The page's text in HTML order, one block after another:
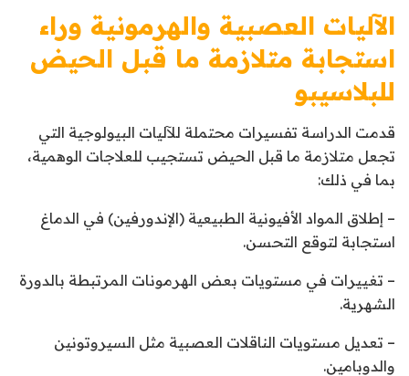
الآليات العصبية والهرمونية وراء
استجابة متلازمة ما قبل الحيض
للبلاسيبو
قدمت الدراسة تفسيرات محتملة للآليات البيولوجية التي
تجعل متلازمة ما قبل الحيض تستجيب للعلاجات الوهمية،
بما في ذلك:
– إطلاق المواد الأفيونية الطبيعية (الإندورفين) في الدماغ
استجابة لتوقع التحسن.
– تغييرات في مستويات بعض الهرمونات المرتبطة بالدورة
الشهرية.
– تعديل مستويات الناقلات العصبية مثل السيروتونين
والدوبامين.